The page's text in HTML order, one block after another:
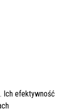
Ich efektywność